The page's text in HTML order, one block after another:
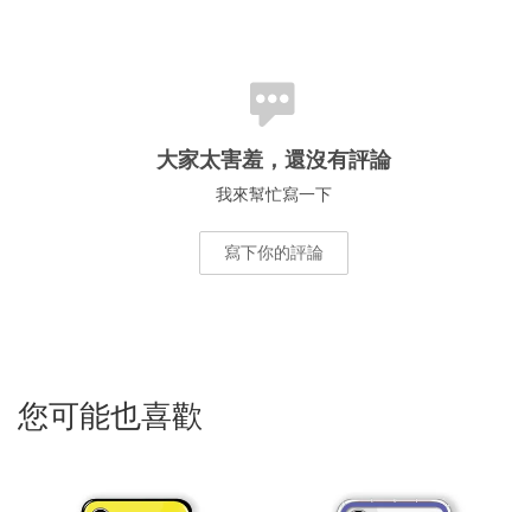
大家太害羞，還沒有評論
我來幫忙寫一下
寫下你的評論
您可能也喜歡